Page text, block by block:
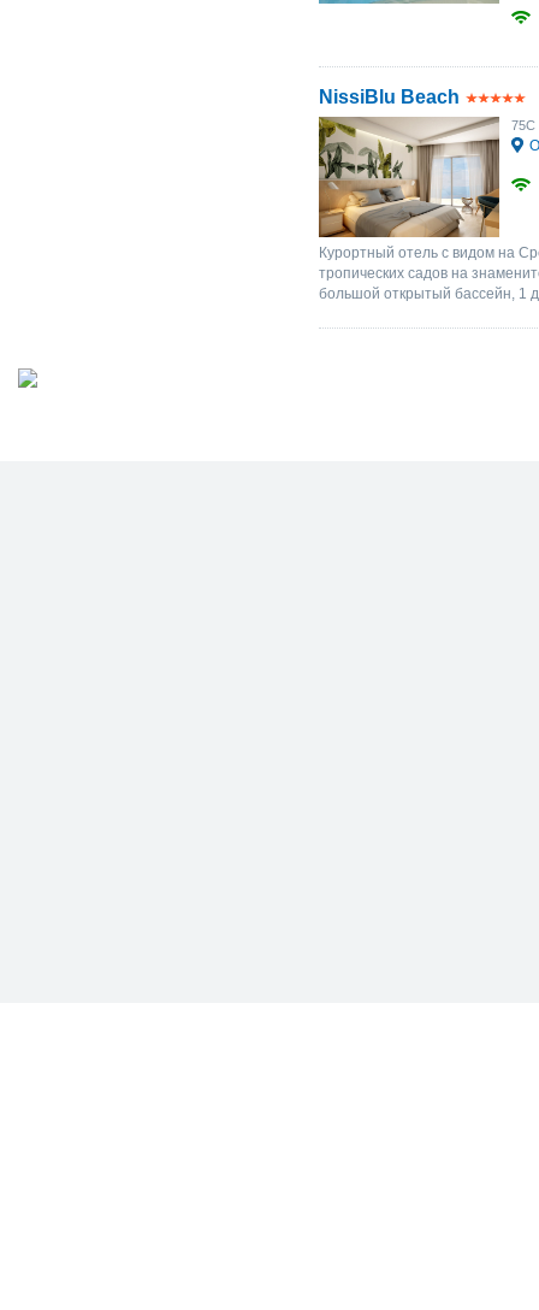
NissiBlu Beach
75C
Курортный отель с видом на
тропических садов на
большой открытый бассейн, 1